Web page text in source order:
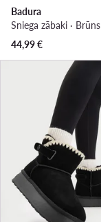
Badura
Sniega zābaki · Brūns
44,99€